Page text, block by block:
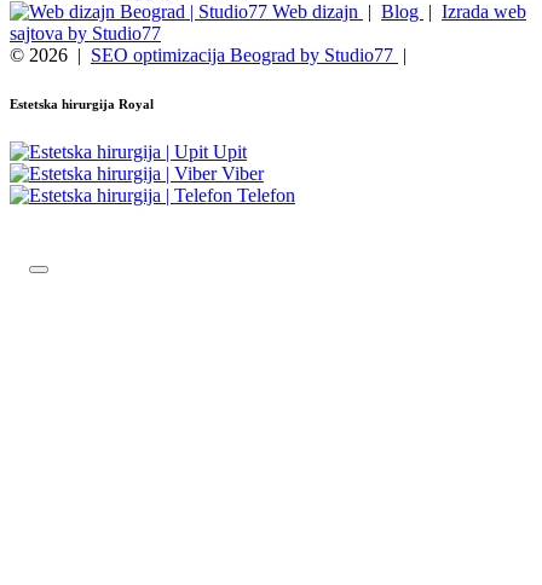
Web dizajn | Blog | Izrada web
sajtova by Studio77
© 2026 | SEO optimizacija Beograd by Studio77 |
Estetska hirurgija Royal
Upit
Viber
Telefon